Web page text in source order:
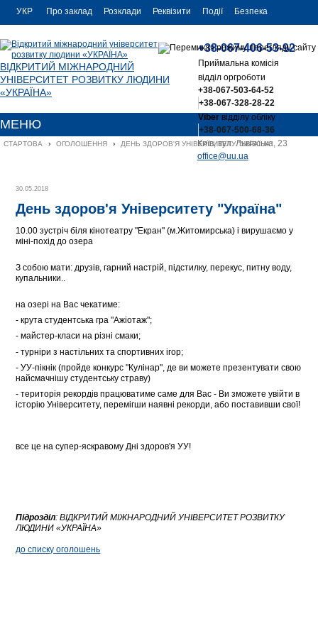
УКР
ENG
Про заклад Розклади Реквізити Події Безпека
ВІДКРИТИЙ МІЖНАРОДНИЙ
УНІВЕРСИТЕТ РОЗВИТКУ ЛЮДИНИ
«УКРАЇНА»
+38-067-406-53-92
Приймальна комісія
відділ оргроботи
+38-067-503-64-52
+38-067-328-28-22
Viberвідділу обліку
+38-067-500-68-36
Київ, вул. Львівська, 23
office@uu.ua
МЕНЮ
СТАРТОВА › ОГОЛОШЕННЯ › ДЕНЬ ЗДОРОВ'Я УНІВЕРСИТЕТУ "УКРАЇНА"
30.05.2018
День здоров'я Університету "Україна"
10.00 зустріч біля кінотеатру "Екран" (м.Житомирська) і вирушаємо у
міні-похід до озера
З собою мати: друзів, гарний настрій, підстилку, перекус, питну воду,
купальники..
на озері на Вас чекатиме:
- крута студентська гра "Ажіотаж";
- майстер-класи на різні смаки;
- турніри з настільних та спортивних ігор;
- УУ-пікнік (пройде конкурс "Кулінар", де ви можете презентувати свою
найсмачнішу студентську страву)
- територія рекордів працюватиме саме для Вас - Ви зможете увійти в
історію Університету, перемігши наявні рекорди, або поставивши свої!
все це на супер-яскравому Дні здоров'я УУ!
Підрозділ:ВІДКРИТИЙ МІЖНАРОДНИЙ УНІВЕРСИТЕТ РОЗВИТКУ
ЛЮДИНИ «УКРАЇНА»
до списку оголошень